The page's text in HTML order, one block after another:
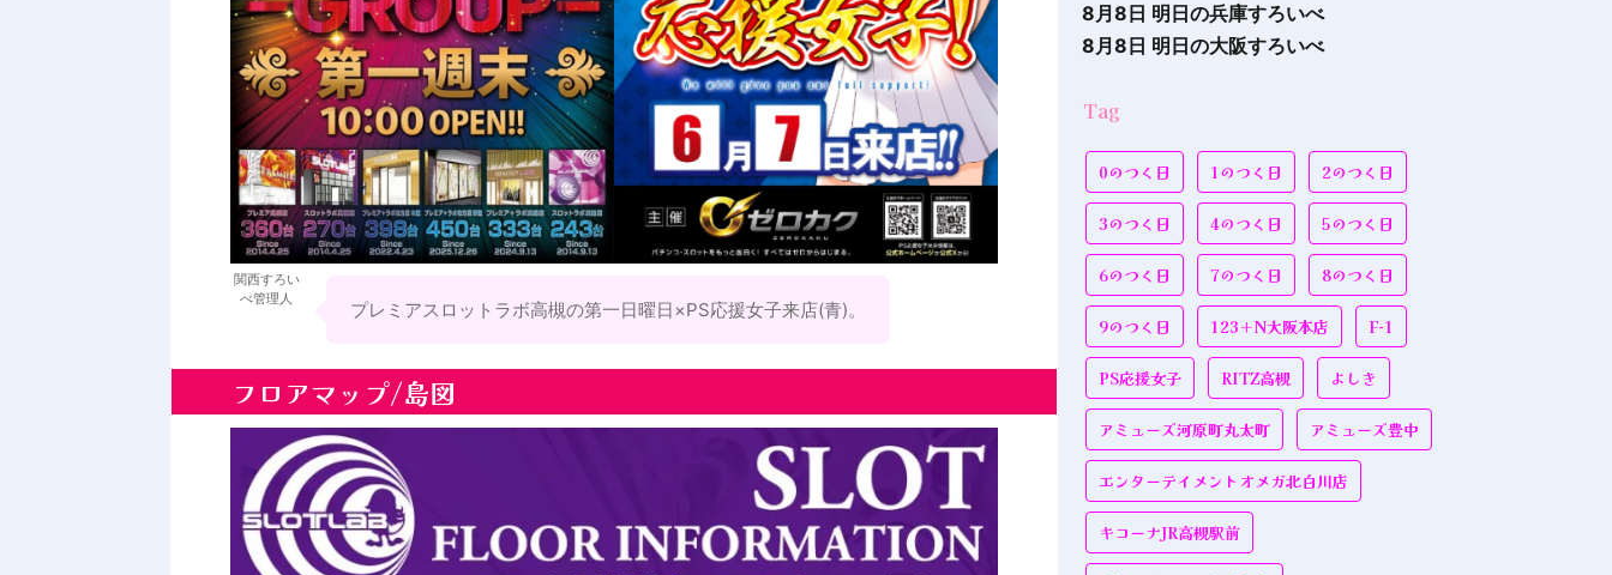
関西すろい
べ管理人
プレミアスロットラボ高槻の第一日曜日×PS応援女子来店(青)。
フロアマップ/島図
8月8日 明日の兵庫すろいべ
8月8日 明日の大阪すろいべ
Tag
0のつく日 1のつく日 2のつく日
3のつく日 4のつく日 5のつく日
6のつく日 7のつく日 8のつく日
9のつく日 123＋N大阪本店 F-1
PS応援女子 RITZ高槻 よしき
アミューズ河原町丸太町 アミューズ豊中
エンターテイメントオメガ北白川店
キコーナJR高槻駅前